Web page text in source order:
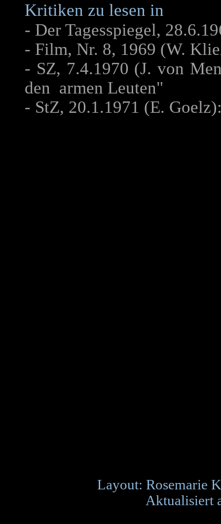
Kritiken zu lesen in
- Der Tagesspiegel,
- Film, Nr. 8, 1969 (W.
- SZ, 7.4.1970 (J. von
den armen Leuten"
- StZ, 20.1.1971 (E.
Layout: Rosemarie
Aktualisiert